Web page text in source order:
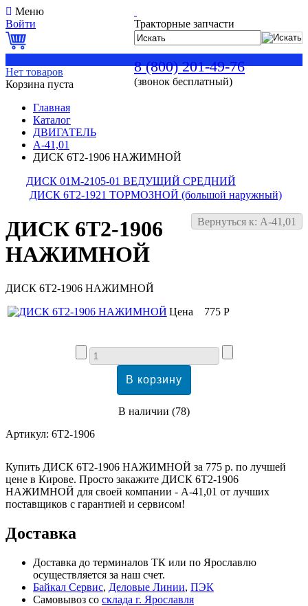
Тракторные запчасти
8 (800) 201-49-76
(звонок бесплатный)
Меню
Войти
Нет товаров
Корзина пуста
Главная
Каталог
ДВИГАТЕЛЬ
А-41,01
ДИСК 6Т2-1906 НАЖИМНОЙ
ДИСК 01М-2105-01 ВЕДУЩИЙ СРЕДНИЙ
ДИСК 6Т2-1921 ТОРМОЗНОЙ (большой наружный)
Вернуться к: А-41,01
ДИСК 6Т2-1906
НАЖИМНОЙ
ДИСК 6Т2-1906 НАЖИМНОЙ
Цена
775 Р
В наличии (78)
Артикул: 6Т2-1906
Купить ДИСК 6Т2-1906 НАЖИМНОЙ за 775 р. по лучшей
цене в Кирове. Просто закажите ДИСК 6Т2-1906
НАЖИМНОЙ для своей компании - А-41,01 от лучших
поставщиков с гарантией и сервисом!
Доставка
Доставка до терминалов ТК или по Ярославлю
осуществляется за наш счет.
Байкал Сервис, Деловые Линии, ПЭК
Самовывоз со склада г. Ярославля